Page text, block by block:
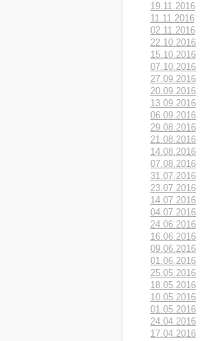
19.11.2016
11.11.2016
02.11.2016
22.10.2016
15.10.2016
07.10.2016
27.09.2016
20.09.2016
13.09.2016
06.09.2016
29.08.2016
21.08.2016
14.08.2016
07.08.2016
31.07.2016
23.07.2016
14.07.2016
04.07.2016
24.06.2016
16.06.2016
09.06.2016
01.06.2016
25.05.2016
18.05.2016
10.05.2016
01.05.2016
24.04.2016
17.04.2016